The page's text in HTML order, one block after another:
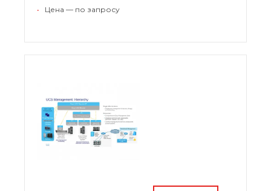
отказоустойчивости инфраструктуры.
• Цена — по запросу